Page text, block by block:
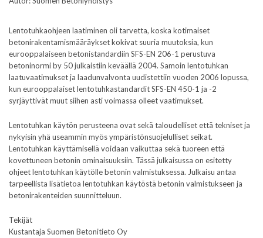
Lentotuhkaohjeen laatiminen oli tarvetta, koska kotimaiset
betonirakentamismääräykset kokivat suuria muutoksia, kun
eurooppalaiseen betonistandardiin SFS-EN 206-1 perustuva
betoninormi by 50 julkaistiin keväällä 2004. Samoin lentotuhkan
laatuvaatimukset ja laadunvalvonta uudistettiin vuoden 2006 lopussa,
kun eurooppalaiset lentotuhkastandardit SFS-EN 450-1 ja -2
syrjäyttivät muut siihen asti voimassa olleet vaatimukset.
Lentotuhkan käytön perusteena ovat sekä taloudelliset että tekniset ja
nykyisin yhä useammin myös ympäristönsuojelulliset seikat.
Lentotuhkan käyttämisellä voidaan vaikuttaa sekä tuoreen että
kovettuneen betonin ominaisuuksiin. Tässä julkaisussa on esitetty
ohjeet lentotuhkan käytölle betonin valmistuksessa. Julkaisu antaa
tarpeellista lisätietoa lentotuhkan käytöstä betonin valmistukseen ja
betonirakenteiden suunnitteluun.
Tekijät
Kustantaja Suomen Betonitieto Oy